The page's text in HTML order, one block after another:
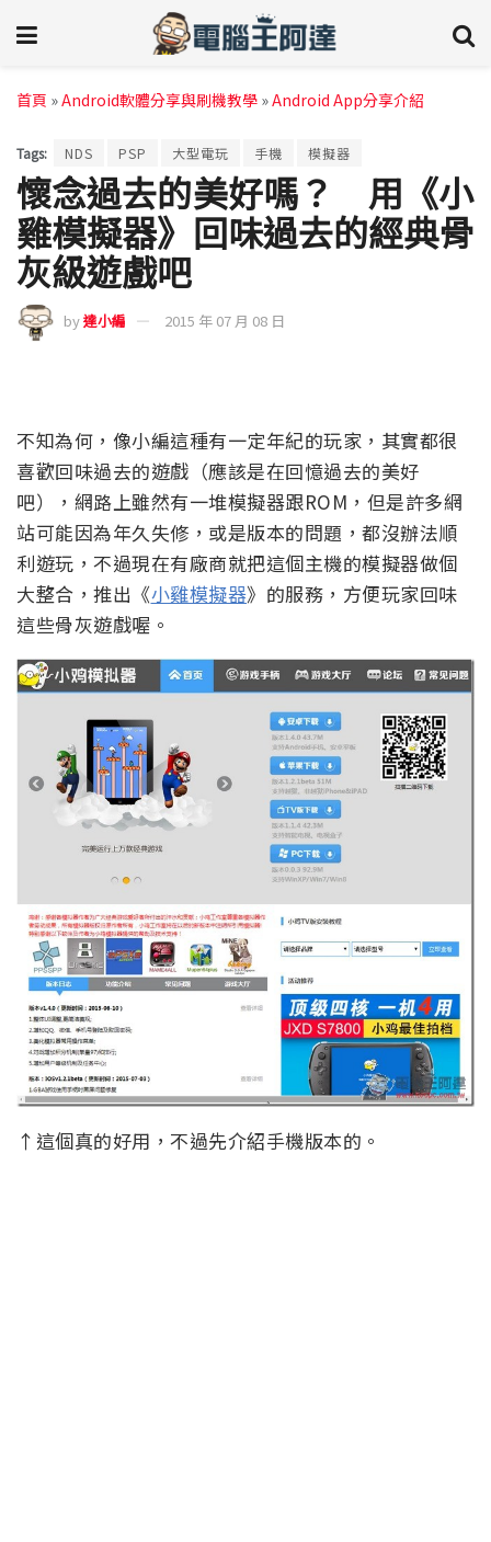
首頁 »Android軟體分享與刷機教學 »Android App分享介紹
Tags: NDS PSP 大型電玩 手機 模擬器
懷念過去的美好嗎？ 用《小
雞模擬器》回味過去的經典骨
灰級遊戲吧
by達小編 2015 年 07 月 08 日
不知為何，像小編這種有一定年紀的玩家，其實都很
喜歡回味過去的遊戲（應該是在回憶過去的美好
吧），網路上雖然有一堆模擬器跟ROM，但是許多網
站可能因為年久失修，或是版本的問題，都沒辦法順
利遊玩，不過現在有廠商就把這個主機的模擬器做個
大整合，推出《小雞模擬器》的服務，方便玩家回味
這些骨灰遊戲喔。
↑這個真的好用，不過先介紹手機版本的。